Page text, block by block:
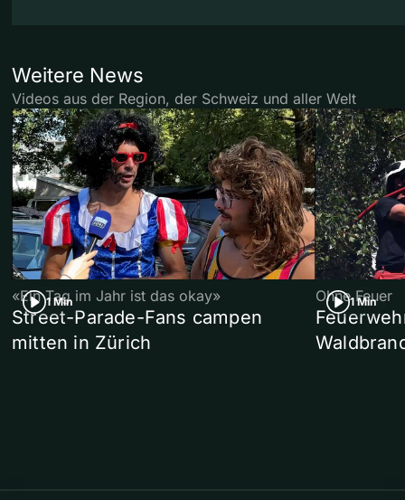
Weitere News
Videos aus der Region, der Schweiz und aller Welt
1 Min
«Ein Tag im Jahr ist das okay»
Street-Parade-Fans campen
mitten in Zürich
1 Min
Ohne Feuer